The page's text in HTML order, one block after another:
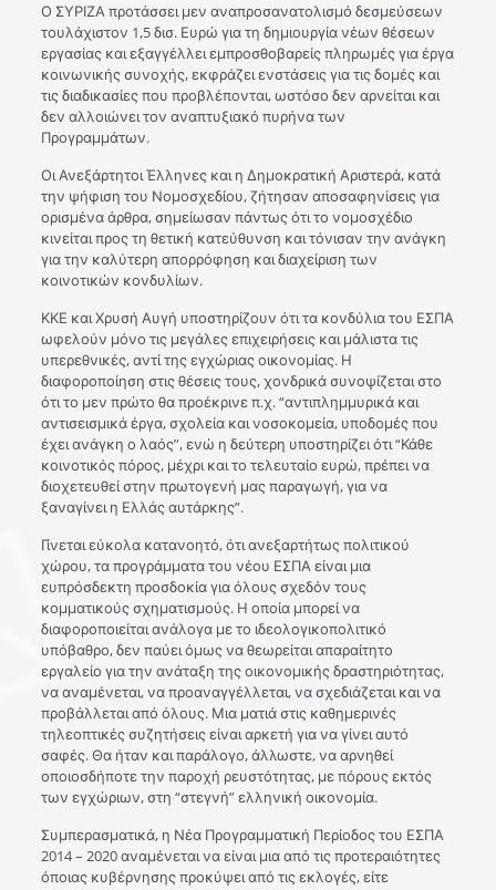
Ο ΣΥΡΙΖΑ προτάσσει μεν αναπροσανατολισμό δεσμεύσεων
τουλάχιστον 1,5 δισ. Ευρώ για τη δημιουργία νέων θέσεων
εργασίας και εξαγγέλλει εμπροσθοβαρείς πληρωμές για έργα
κοινωνικής συνοχής, εκφράζει ενστάσεις για τις δομές και
τις διαδικασίες που προβλέπονται, ωστόσο δεν αρνείται και
δεν αλλοιώνει τον αναπτυξιακό πυρήνα των
Προγραμμάτων.
Οι Ανεξάρτητοι Έλληνες και η Δημοκρατική Αριστερά, κατά
την ψήφιση του Νομοσχεδίου, ζήτησαν αποσαφηνίσεις για
ορισμένα άρθρα, σημείωσαν πάντως ότι το νομοσχέδιο
κινείται προς τη θετική κατεύθυνση και τόνισαν την ανάγκη
για την καλύτερη απορρόφηση και διαχείριση των
κοινοτικών κονδυλίων.
ΚΚΕ και Χρυσή Αυγή υποστηρίζουν ότι τα κονδύλια του ΕΣΠΑ
ωφελούν μόνο τις μεγάλες επιχειρήσεις και μάλιστα τις
υπερεθνικές, αντί της εγχώριας οικονομίας. Η
διαφοροποίηση στις θέσεις τους, χονδρικά συνοψίζεται στο
ότι το μεν πρώτο θα προέκρινε π.χ. “αντιπλημμυρικά και
αντισεισμικά έργα, σχολεία και νοσοκομεία, υποδομές που
έχει ανάγκη ο λαός”, ενώ η δεύτερη υποστηρίζει ότι “Κάθε
κοινοτικός πόρος, μέχρι και το τελευταίο ευρώ, πρέπει να
διοχετευθεί στην πρωτογενή μας παραγωγή, για να
ξαναγίνει η Ελλάς αυτάρκης”.
Γίνεται εύκολα κατανοητό, ότι ανεξαρτήτως πολιτικού
χώρου, τα προγράμματα του νέου ΕΣΠΑ είναι μια
ευπρόσδεκτη προσδοκία για όλους σχεδόν τους
κομματικούς σχηματισμούς. Η οποία μπορεί να
διαφοροποιείται ανάλογα με το ιδεολογικοπολιτικό
υπόβαθρο, δεν παύει όμως να θεωρείται απαραίτητο
εργαλείο για την ανάταξη της οικονομικής δραστηριότητας,
να αναμένεται, να προαναγγέλλεται, να σχεδιάζεται και να
προβάλλεται από όλους. Μια ματιά στις καθημερινές
τηλεοπτικές συζητήσεις είναι αρκετή για να γίνει αυτό
σαφές. Θα ήταν και παράλογο, άλλωστε, να αρνηθεί
οποιοσδήποτε την παροχή ρευστότητας, με πόρους εκτός
των εγχώριων, στη “στεγνή” ελληνική οικονομία.
Συμπερασματικά, η Νέα Προγραμματική Περίοδος του ΕΣΠΑ
2014 – 2020 αναμένεται να είναι μια από τις προτεραιότητες
όποιας κυβέρνησης προκύψει από τις εκλογές, είτε